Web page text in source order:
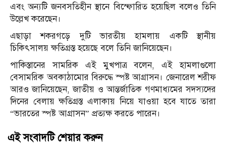
এবং অন্যটি জনবসতিহীন স্থানে বিস্ফোরিত হয়েছিল বলেও তিনি
উল্লেখ করেছেন।
এছাড়া শকরগড়ে দুটি ভারতীয় হামলায় একটি স্থানীয়
চিকিৎসালয় ক্ষতিগ্রস্ত হয়েছে বলে তিনি জানিয়েছেন।
পাকিস্তানের সামরিক এই মুখপাত্র বলেন, এই হামলাগুলো
বেসামরিক অবকাঠামোর বিরুদ্ধে স্পষ্ট আগ্রাসন। জেনারেল শরীফ
আরও জানিয়েছেন, জাতীয় ও আন্তর্জাতিক গণমাধ্যমের সদস্যদের
দিনের বেলায় ক্ষতিগ্রস্ত এলাকায় নিয়ে যাওয়া হবে যাতে তারা
“ভারতের স্পষ্ট আগ্রাসন” প্রত্যক্ষ করতে পারেন।
এই সংবাদটি শেয়ার করুন